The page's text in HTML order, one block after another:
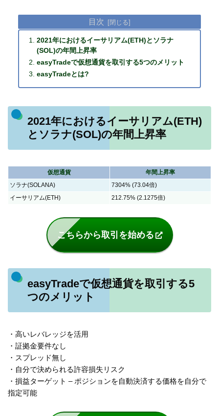
目次
2021年におけるイーサリアム(ETH)とソラナ
(SOL)の年間上昇率
easyTradeで仮想通貨を取引する5つのメリット
easyTradeとは?
2021年におけるイーサリアム(ETH)
とソラナ(SOL)の年間上昇率
仮想通貨
年間上昇率
ソラナ(SOLANA)
7304% (73.04倍)
イーサリアム(ETH)
212.75% (2.1275倍)
こちらから取引を始める
easyTradeで仮想通貨を取引する5
つのメリット
・高いレバレッジを活用
・証拠金要件なし
・スプレッド無し
・自分で決められる許容損失リスク
・損益ターゲット – ポジションを自動決済する価格を自分で
指定可能